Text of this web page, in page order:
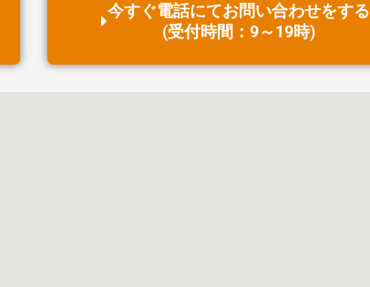
今すぐ電話にてお問い合わせをする
(受付時間：9～19時)